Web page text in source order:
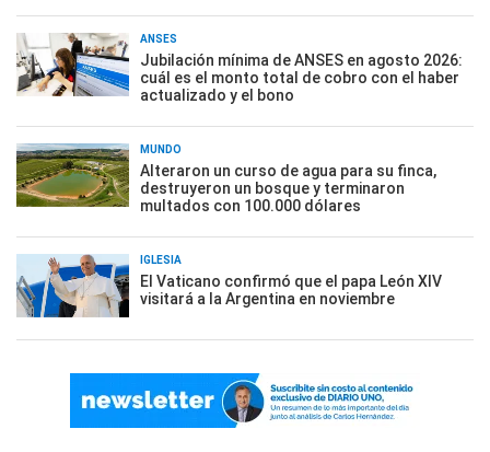
ANSES
Jubilación mínima de ANSES en agosto 2026:
cuál es el monto total de cobro con el haber
actualizado y el bono
MUNDO
Alteraron un curso de agua para su finca,
destruyeron un bosque y terminaron
multados con 100.000 dólares
IGLESIA
El Vaticano confirmó que el papa León XIV
visitará a la Argentina en noviembre